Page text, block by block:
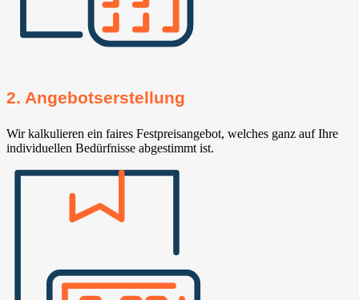
2. Angebotserstellung
Wir kalkulieren ein faires Festpreisangebot, welches ganz auf Ihre
individuellen Bedürfnisse abgestimmt ist.